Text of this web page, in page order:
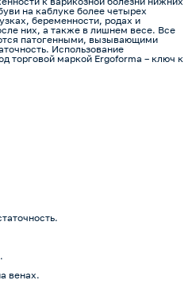
на каблуке более четырех
беременности, родах и
них, а также в лишнем весе. Все
патогенными, вызывающими
Использование
торговой маркой Ergoforma – ключ к
венах.